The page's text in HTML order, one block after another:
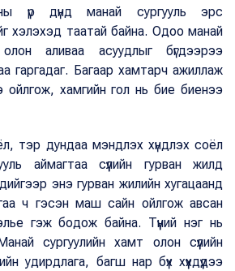
үр дүнд манай сургууль эрс
хэлэхэд таатай байна. Одоо манай
аливаа асуудлыг бүгдээрээ
гаргадаг. Багаар хамтарч ажиллаж
ойлгож, хамгийн гол нь бие биенээ
тэр дундаа мэндлэх хүндлэх соёл
аймагтаа сүүлийн гурван жилд
энэ гурван жилийн хугацаанд
ч гэсэн маш сайн ойлгож авсан
гэж бодож байна. Түүний нэг нь
сургуулийн хамт олон сүүлийн
удирдлага, багш нар бүх хүүхдүүдээ